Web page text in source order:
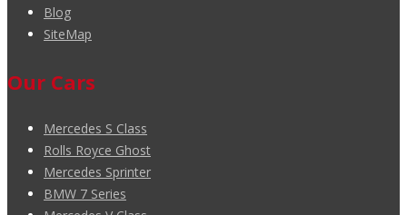
Blog
SiteMap
Our Cars
Mercedes S Class
Rolls Royce Ghost
Mercedes Sprinter
BMW 7 Series